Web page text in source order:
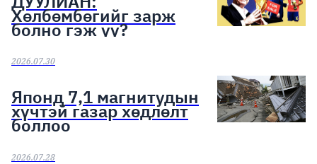
Хөлбөмбөгийг зарж
болно гэж үү?
2026.07.30
Японд 7,1 магнитудын
хүчтэй газар хөдлөлт
боллоо
2026.07.28